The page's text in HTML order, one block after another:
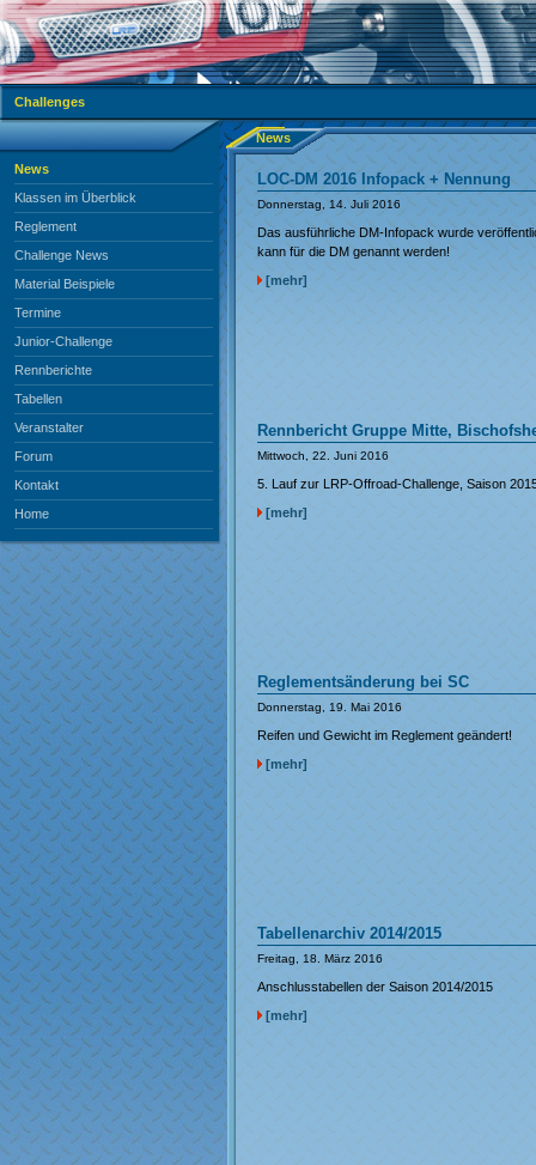
Challenges
News
Klassen im Überblick
Reglement
Challenge News
Material Beispiele
Termine
Junior-Challenge
Rennberichte
Tabellen
Veranstalter
Forum
Kontakt
Home
News
LOC-DM 2016 Infopack + Nennung
Donnerstag, 14. Juli 2016
Das ausführliche DM-Infopack wurde
kann für die DM genannt werden!
[mehr]
Rennbericht Gruppe Mitte,
Mittwoch, 22. Juni 2016
5. Lauf zur LRP-Offroad-Challenge, Saison
[mehr]
Reglementsänderung bei SC
Donnerstag, 19. Mai 2016
Reifen und Gewicht im Reglement geändert!
[mehr]
Tabellenarchiv 2014/2015
Freitag, 18. März 2016
Anschlusstabellen der Saison 2014/2015
[mehr]